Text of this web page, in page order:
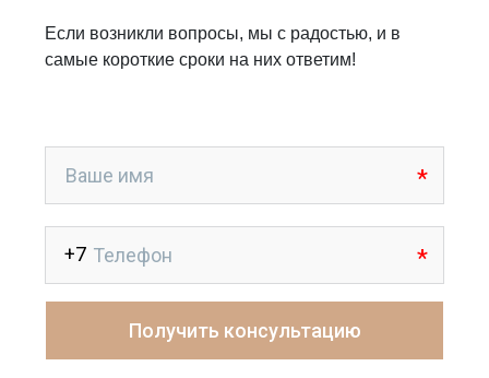
Если возникли вопросы, мы с радостью, и в
самые короткие сроки на них ответим!